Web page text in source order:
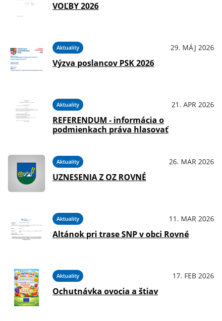
VOĽBY 2026
Aktuality 29. MÁJ 2026
Výzva poslancov PSK 2026
Aktuality 21. APR 2026
REFERENDUM - informácia o
podmienkach práva hlasovať
Aktuality 26. MAR 2026
UZNESENIA Z OZ ROVNÉ
Aktuality 11. MAR 2026
Altánok pri trase SNP v obci Rovné
Aktuality 17. FEB 2026
Ochutnávka ovocia a štiav